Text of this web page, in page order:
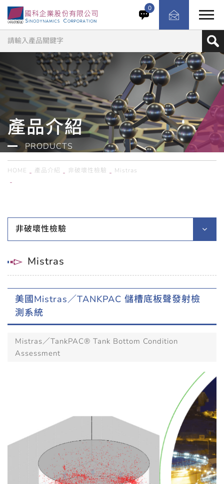
TankPAC® 為針對地面儲槽（AST）底板狀態評估的聲發
射檢測技術，可在不排空儲槽的情況下監測底板腐蝕、裂縫
與洩漏活動，協助判斷儲槽是否需要停機檢修並優化維護計
畫。
0
產品介紹
PRODUCTS
HOME 產品介紹 非破壞性檢驗
Mistras
非破壞性檢驗
Mistras
美國Mistras／TANKPAC 儲槽底板聲發射檢
測系統
Mistras／TankPAC® Tank Bottom Condition
Assessment